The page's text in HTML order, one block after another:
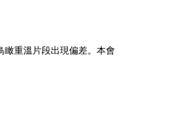
瞰重溫片段出現偏差。本會